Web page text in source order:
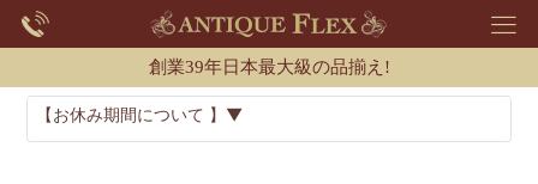
創業39年日本最大級の品揃え!
【お休み期間について 】▼